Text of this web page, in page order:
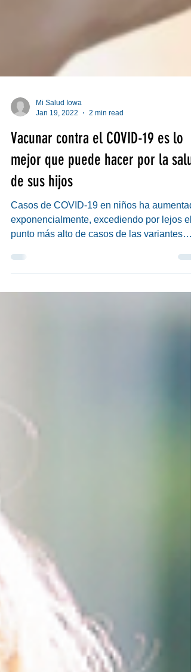
Jan 19, 2022
2 min read
Vacunar contra el COVID-19 es lo
mejor que puede hacer por la salud
de sus hijos
Casos de COVID-19 en niños ha
punto más alto de casos de las variantes
pasadas. La...